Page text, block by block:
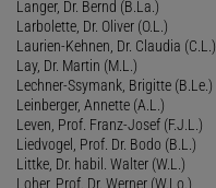
Langer, Dr. Bernd (B.La.)
Larbolette, Dr. Oliver (O.L.)
Laurien-Kehnen, Dr. Claudia (C.L.)
Lay, Dr. Martin (M.L.)
Lechner-Ssymank, Brigitte (B.Le.)
Leinberger, Annette (A.L.)
Leven, Prof. Franz-Josef (F.J.L.)
Liedvogel, Prof. Dr. Bodo (B.L.)
Littke, Dr. habil. Walter (W.L.)
Loher, Prof. Dr. Werner (W.Lo.)